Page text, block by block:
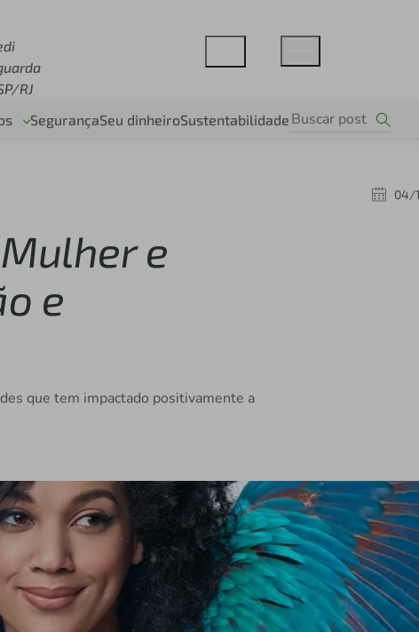
RJ
SegurançaSeu dinheiroSustentabilidade
04/
e
e
que tem impactado positivamente a